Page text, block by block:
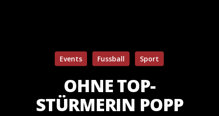
Events Fussball Sport
OHNE TOP-
STÜRMERIN POPP